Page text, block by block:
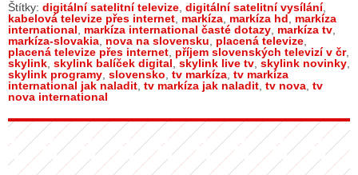
Štítky: digitální satelitní televize digitální satelitní vysílání,
kabelová televize přes internet markíza markíza hd
markíza
international
markíza international časté dotazy markíza tv
markíza-slovakia nova na slovensku placená televize
placená televize přes internet příjem slovenských televizí v čr,
skylink skylink balíček digital skylink live tv skylink novinky
skylink programy slovensko tv markíza tv markíza
international jak naladit tv markíza jak naladit tv nova tv
nova international